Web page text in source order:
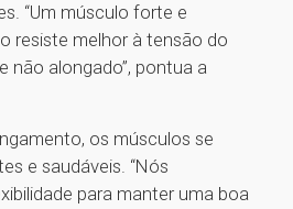
“Um músculo forte e
resiste melhor à tensão do
não alongado”, pontua a
os músculos se
e saudáveis. “Nós
para manter uma boa